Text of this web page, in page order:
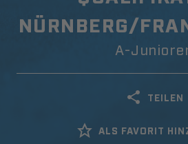
NÜRNBERG/
A-
TEILEN
ALS FAVORIT